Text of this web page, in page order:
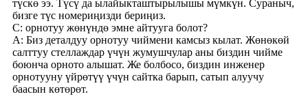
түскө ээ. Түсү да ылайыкташтырылышы мүмкүн. Сураныч,
бизге түс номериңизди бериңиз.
С: орнотуу жөнүндө эмне айтууга болот?
A: Биз деталдуу орнотуу чиймени камсыз кылат. Жөнөкөй
салттуу стеллаждар үчүн жумушчулар аны биздин чийме
боюнча орното алышат. Же болбосо, биздин инженер
орнотууну үйрөтүү үчүн сайтка барып, сатып алуучу
баасын көтөрөт.